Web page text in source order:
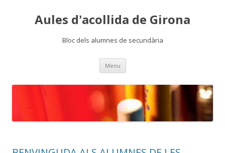
Aules d'acollida de Girona
Bloc dels alumnes de secundària
Menu Skip
content